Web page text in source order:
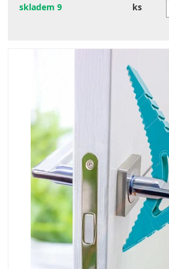
skladem 9 ks